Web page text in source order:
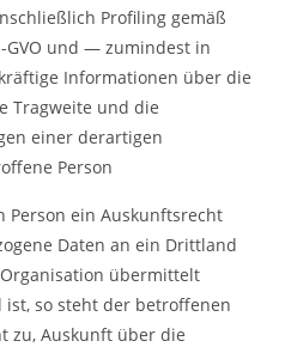
Profiling gemäß
GVO und — zumindest in
Informationen über die
Tragweite und die
einer derartigen
Person
Person ein Auskunftsrecht
Daten an ein Drittland
übermittelt
so steht der betroffenen
zu, Auskunft über die